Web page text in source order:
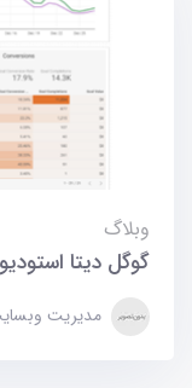
وبلاگ
گوگل دیتا
مدیریت